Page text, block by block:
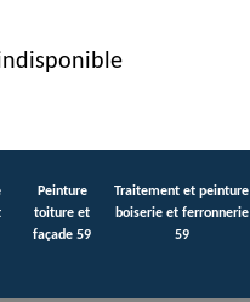
Peinture
toiture et
façade 59
Traitement et peinture
boiserie et ferronnerie
59